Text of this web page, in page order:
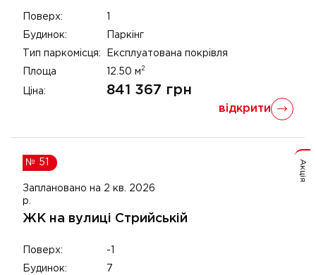
Поверх:
Будинок: Паркінг
Тип паркомісця: Експлуатована покрівля
Площа 12.50 м 2
Ціна: 841 367 грн
відкрити
Акція
№ 51
Заплановано на 2 кв. 2026
р.
ЖК на вулиці Стрийській
Поверх: -1
Будинок: 7